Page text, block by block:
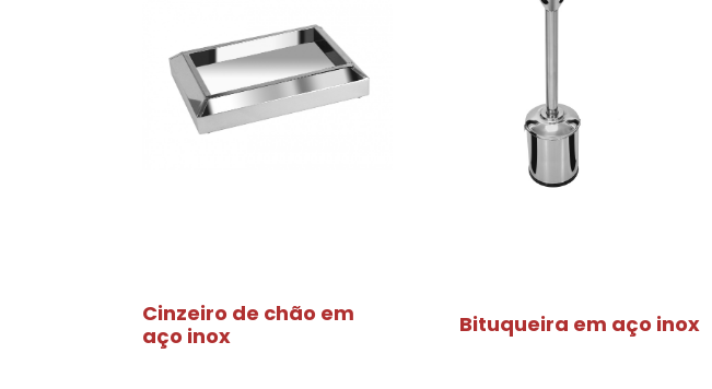
Cinzeiro de chão em
aço inox
Bituqueira em aço inox